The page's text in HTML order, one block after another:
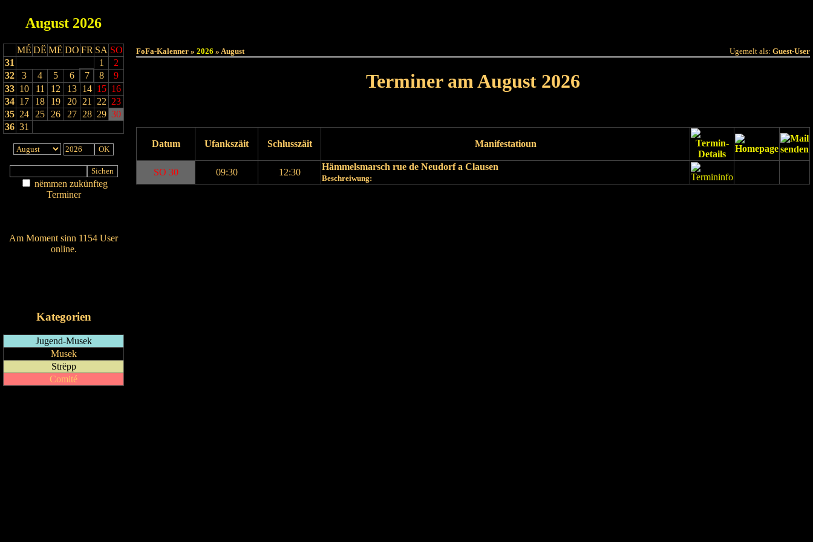
August 2026
MÉ DË MË DO FR SA SO
31
1
2
32
3 4 5 6 7 8
9
33 10 11 12 13 14 15 16
34 17 18 19 20 21 22 23
35 24 25 26 27 28 29 30
36 31
nëmmen zukünfteg
Terminer
Am Moment sinn 1154 User
online.
Kategorien
Jugend-Musek
Musek
Strëpp
Comité
FoFa-Kalenner » 2026 » August Ugemelt als: Guest-User
Terminer am August 2026
Datum Ufankszäit Schlusszäit Manifestatioun
SO 30 09:30 12:30
Hämmelsmarsch rue de Neudorf a Clausen
Beschreiwung: